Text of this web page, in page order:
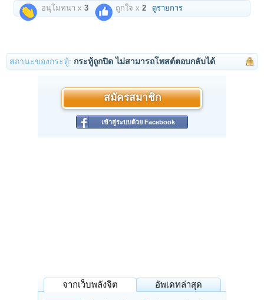
อนุโมทนา x3 ถูกใจ x2 ดูรายการ
สถานะของกระทู้: กระทู้ถูกปิด ไม่สามารถโพสต์ตอบกลับได้
สมัครสมาชิก
เข้าสู่ระบบด้วย Facebook
จากเว็บพลังจิต อัพเดทล่าสุด